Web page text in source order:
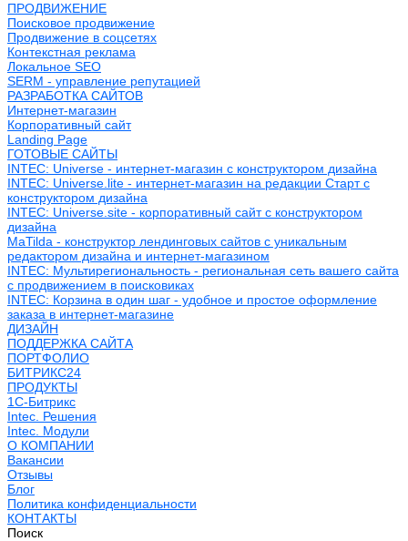
ПРОДВИЖЕНИЕ
Поисковое продвижение
Продвижение в соцсетях
Контекстная реклама
Локальное SEO
SERM - управление репутацией
РАЗРАБОТКА САЙТОВ
Интернет-магазин
Корпоративный сайт
Landing Page
ГОТОВЫЕ САЙТЫ
INTEC: Universe - интернет-магазин с конструктором дизайна
INTEC: Universe.lite - интернет-магазин на редакции Старт с
конструктором дизайна
INTEC: Universe.site - корпоративный сайт с конструктором
дизайна
MaTilda - конструктор лендинговых сайтов с уникальным
редактором дизайна и интернет-магазином
INTEC: Мультирегиональность - региональная сеть вашего сайта
с продвижением в поисковиках
INTEC: Корзина в один шаг - удобное и простое оформление
заказа в интернет-магазине
ДИЗАЙН
ПОДДЕРЖКА САЙТА
ПОРТФОЛИО
БИТРИКС24
ПРОДУКТЫ
1С-Битрикс
Intec. Решения
Intec. Модули
О КОМПАНИИ
Вакансии
Отзывы
Блог
Политика конфиденциальности
КОНТАКТЫ
Поиск